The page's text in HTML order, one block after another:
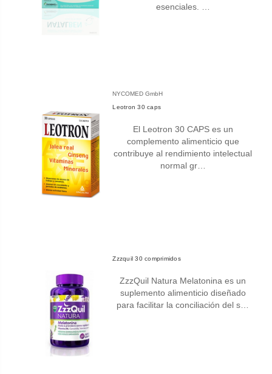
esenciales. …
NYCOMED GmbH
Leotron 30 caps
El Leotron 30 CAPS es un
complemento alimenticio que
contribuye al rendimiento intelectual
normal gr…
Zzzquil 30 comprimidos
ZzzQuil Natura Melatonina es un
suplemento alimenticio diseñado
para facilitar la conciliación del s…